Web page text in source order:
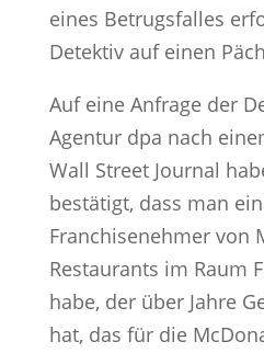
eines Betrugsfalles
Detektiv auf einen
Auf eine Anfrage der
Agentur dpa nach
Wall Street Journal
bestätigt, dass man
Franchisenehmer von
Restaurants im Raum
habe, der über Jahre
hat, das für die